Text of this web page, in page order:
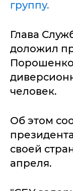
группу.
Глава
доложил
человек.
Об этом
своей
апреля.